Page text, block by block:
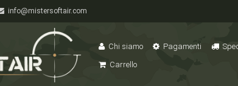
info@mistersoftair.com
Chi siamo Pagamenti
Carrello